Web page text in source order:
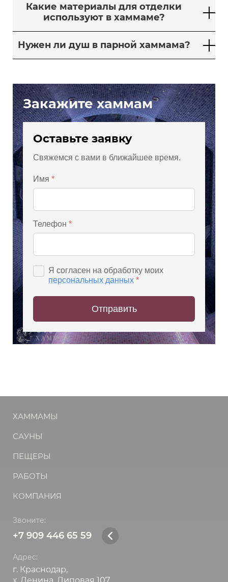
Какие материалы для отделки
используют в хаммаме?
Нужен ли душ в парной хаммама?
Закажите хаммам
Оставьте заявку
Свяжемся с вами в ближайшее время.
Имя *
Телефон *
Я согласен на обработку моих
персональных данных *
Отправить
Звоните:
+7 909 446 65 59
Адрес:
г. Краснодар,
х. Ленина, Липовая 107
ХАММАМЫ
САУНЫ
ПЕЩЕРЫ
РАБОТЫ
КОМПАНИЯ